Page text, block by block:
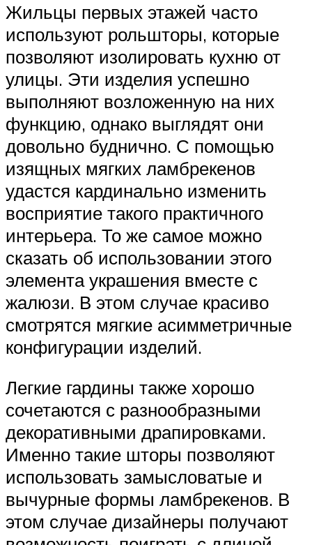
Жильцы первых этажей часто
используют рольшторы, которые
позволяют изолировать кухню от
улицы. Эти изделия успешно
выполняют возложенную на них
функцию, однако выглядят они
довольно буднично. С помощью
изящных мягких ламбрекенов
удастся кардинально изменить
восприятие такого практичного
интерьера. То же самое можно
сказать об использовании этого
элемента украшения вместе с
жалюзи. В этом случае красиво
смотрятся мягкие асимметричные
конфигурации изделий.
Легкие гардины также хорошо
сочетаются с разнообразными
декоративными драпировками.
Именно такие шторы позволяют
использовать замысловатые и
вычурные формы ламбрекенов. В
этом случае дизайнеры получают